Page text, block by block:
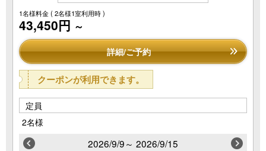
1名様料金( 2名様1室利用時 )
43,450円 ～
詳細/ご予約
クーポンが利用できます。
定員
2名様
2026/9/9～ 2026/9/15